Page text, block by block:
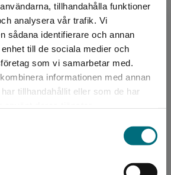
tillhandahålla funktioner
analysera vår trafik. Vi
sådana identifierare och annan
till de sociala medier och
som vi samarbetar med.
informationen med annan
tillhandahållit eller som de har
fraktregion
du besöker
via en enhet utanför
slutföra ett köp måste
Första